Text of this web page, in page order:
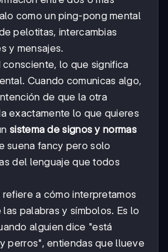
como un ping-pong mental
pelotitas, intercambias
y mensajes.
consciente, lo que significa
Cuando comunicas algo,
de que la otra
exactamente lo que quieres
sistema de signos y normas
suena fancy pero solo
del lenguaje que todos
refiere a cómo interpretamos
palabras y símbolos. Es lo
alguien dice "está
perros", entiendas que llueve